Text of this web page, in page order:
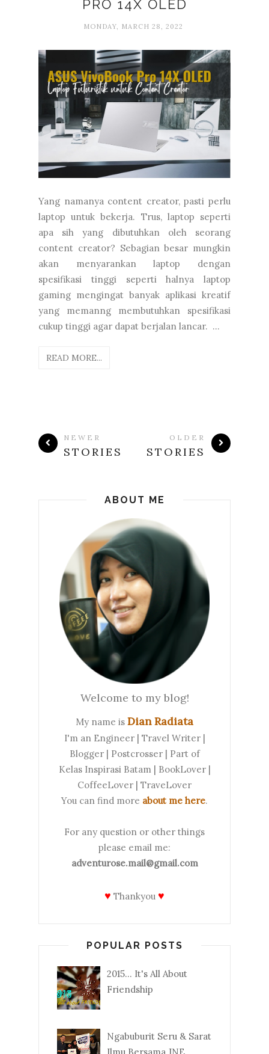
PRO 14X OLED
MONDAY, MARCH 28, 2022
Yang namanya content creator, pasti perlu
laptop untuk bekerja. Trus, laptop seperti
apa sih yang dibutuhkan oleh seorang
content creator? Sebagian besar mungkin
akan menyarankan laptop dengan
spesifikasi tinggi seperti halnya laptop
gaming mengingat banyak aplikasi kreatif
yang memanng membutuhkan spesifikasi
cukup tinggi agar dapat berjalan lancar. ...
READ MORE...
NEWER
STORIES
OLDER
STORIES
ABOUT ME
Welcome to my blog!
My name is Dian Radiata
I'm an Engineer | Travel Writer |
Blogger | Postcrosser | Part of
Kelas Inspirasi Batam | BookLover |
CoffeeLover | TraveLover
You can find more about me here.
For any question or other things
please email me:
adventurose.mail@gmail.com
♥ Thankyou ♥
POPULAR POSTS
2015... It's All About
Friendship
Ngabuburit Seru & Sarat
Ilmu Bersama JNE